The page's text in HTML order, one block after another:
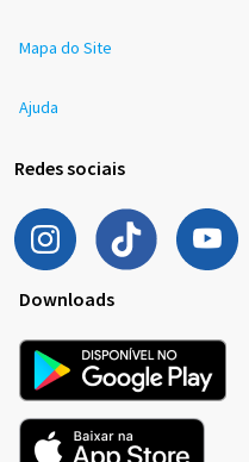
Mapa do Site
Ajuda
Redes sociais
Downloads